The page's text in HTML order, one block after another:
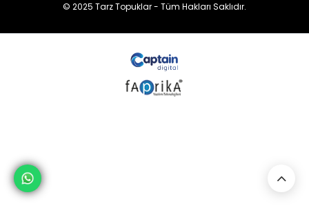
© 2025 Tarz Topuklar - Tüm Hakları Saklıdır.